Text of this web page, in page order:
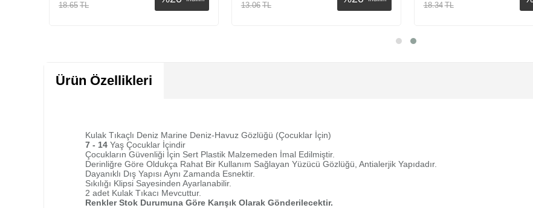
18.65 TL 13.06 TL 18.34 TL
Ürün Özellikleri
Kulak Tıkaçlı Deniz Marine Deniz-Havuz Gözlüğü (Çocuklar İçin)
7 - 14 Yaş Çocuklar İçindir
Çocukların Güvenliği İçin Sert Plastik Malzemeden İmal Edilmiştir.
Derinliğre Göre Oldukça Rahat Bir Kullanım Sağlayan Yüzücü Gözlüğü, Antialerjik Yapıdadır.
Dayanıklı Dış Yapısı Aynı Zamanda Esnektir.
Sıkılığı Klipsi Sayesinden Ayarlanabilir.
2 adet Kulak Tıkacı Mevcuttur.
Renkler Stok Durumuna Göre Karışık Olarak Gönderilecektir.